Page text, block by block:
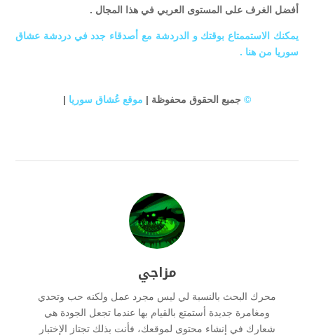
أفضل الغرف على المستوى العربي في هذا المجال .
يمكنك الاستممتاع بوقتك و الدردشة مع أصدقاء جدد في دردشة عشاق
سوريا من هنا .
© جميع الحقوق محفوظة | موقع عُشاق سوريا |
مزاجي
محرك البحث بالنسبة لي ليس مجرد عمل ولكنه حب وتحدي
ومغامرة جديدة أستمتع بالقيام بها عندما تجعل الجودة هي
شعارك في إنشاء محتوى لموقعك، فأنت بذلك تجتاز الإختبار